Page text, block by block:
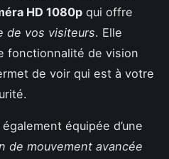
HD 1080p qui offre
de vos visiteurs. Elle
fonctionnalité de vision
de voir qui est à votre
équipée d’une
de mouvement avancée